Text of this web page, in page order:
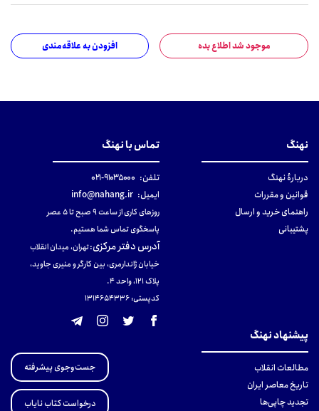
موجود شد اطلاع بده افزودن به علاقه‌مندی
نهنگ
دربارهٔ نهنگ
قوانین و مقررات
راهنمای خرید و ارسال
پشتیبانی
تماس با نهنگ
تلفن: ۹۱۰۳۵۰۰۰-۰۲۱
ایمیل: info@nahang.ir
روزهای کاری از ساعت ۹ صبح تا ۵ عصر
پاسخگوی تماس شما هستیم.
آدرس دفتر مرکزی:تهران، میدان انقلاب
خیابان ژاندارمری، بین کارگر و منیری جاوید،
پلاک 121، واحد ۴.
کدپستی: 131465433۶
پیشنهاد نهنگ
مطالعات انقلاب
تاریخ معاصر ایران
تجدید چاپی‌ها
جست‌وجوی پیشرفته
درخواست کتاب نایاب